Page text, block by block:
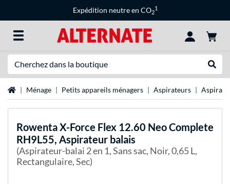
Expédition neutre en CO2
1
Page d'accueil
Ménage Petits appareils ménagers Aspirateurs
RowentaX-Force Flex 12.60 Neo Complete
RH9L55, Aspirateur balais
(Aspirateur-balai 2 en 1, Sans sac, Noir, 0,65 L,
Rectangulaire, Sec)